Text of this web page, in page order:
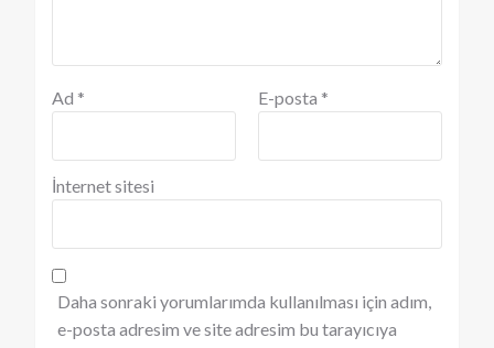
Ad * E-posta *
İnternet sitesi
Daha sonraki yorumlarımda kullanılması için adım,
e-posta adresim ve site adresim bu tarayıcıya